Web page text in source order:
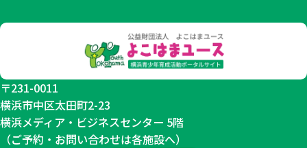
６
〒231-0011
横浜市中区太田町2-23
横浜メディア・ビジネスセンター 5階
（ご予約・お問い合わせは各施設へ）